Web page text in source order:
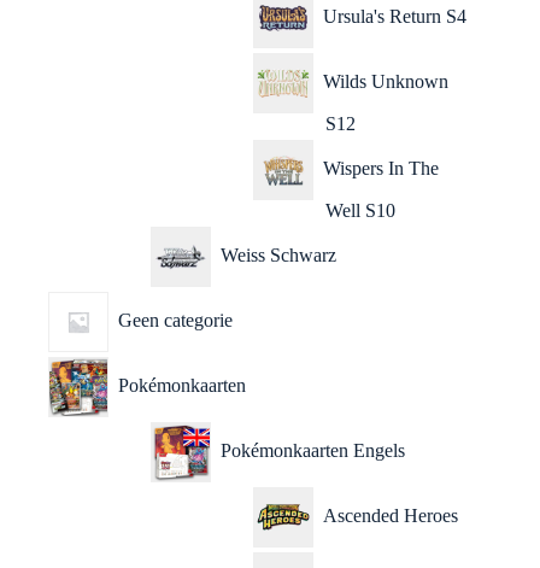
Ursula's Return S4
Wilds Unknown
S12
Wispers In The
Well S10
Weiss Schwarz
Geen categorie
Pokémonkaarten
Pokémonkaarten Engels
Ascended Heroes